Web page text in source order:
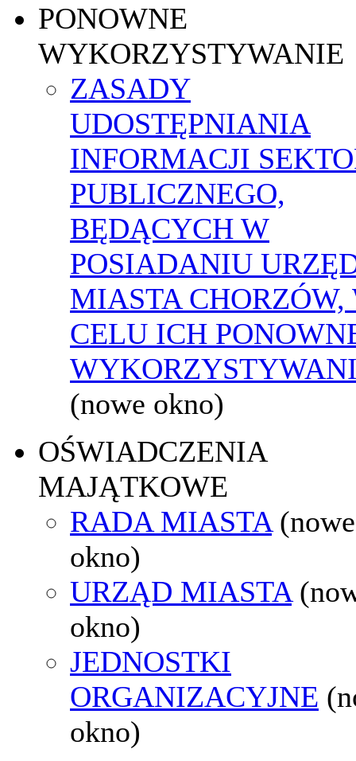
PONOWNE
WYKORZYSTYWANIE
ZASADY
UDOSTĘPNIANIA
INFORMACJI
PUBLICZNEGO,
BĘDĄCYCH W
POSIADANIU
MIASTA CHORZÓW,
CELU ICH
(nowe okno)
OŚWIADCZENIA
MAJĄTKOWE
RADA MIASTA (nowe
okno)
URZĄD MIASTA
okno)
JEDNOSTKI
ORGANIZACYJNE
okno)